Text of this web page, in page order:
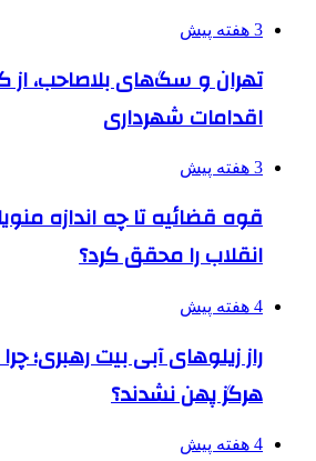
3 هفته پیش
تهران و سگ‌های بلاصاحب، از
اقدامات شهرداری
3 هفته پیش
قوه قضائیه تا چه اندازه
انقلاب را محقق کرد؟
4 هفته پیش
راز زیلوهای آبی بیت
هرگز پهن نشدند؟
4 هفته پیش